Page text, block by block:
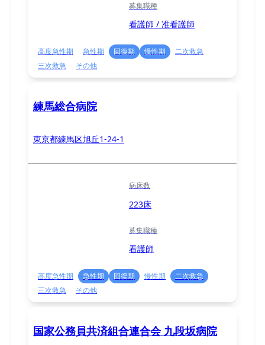
募集職種
看護師 / 准看護師
高度急性期 急性期 回復期 慢性期
二次救急
三次救急
その他
練馬総合病院
東京都練馬区旭丘1-24-1
病床数
223床
募集職種
看護師
高度急性期 急性期 回復期 慢性期
二次救急
三次救急
その他
国家公務員共済組合連合会 九段坂病院